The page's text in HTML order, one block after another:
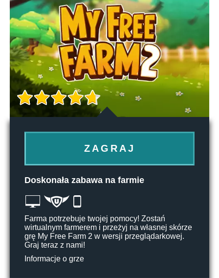
ZAGRAJ
Doskonała zabawa na farmie
Farma potrzebuje twojej pomocy! Zostań
wirtualnym farmerem i przeżyj na własnej skórze
grę My Free Farm 2 w wersji przeglądarkowej.
Graj teraz z nami!
Informacje o grze